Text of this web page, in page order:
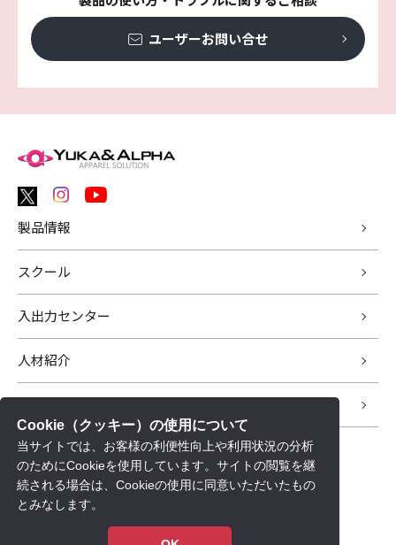
Cookie（クッキー）の使用について
当サイトでは、お客様の利便性向上や利用状況の分析
のためにCookieを使用しています。サイトの閲覧を継
続される場合は、Cookieの使用に同意いただいたもの
とみなします。
ユーザーお問い合せ
製品情報
スクール
入出力センター
人材紹介
新着情報
会社情報
採用情報